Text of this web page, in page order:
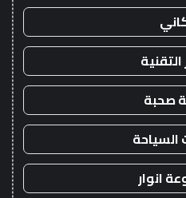
صحبة
انوار